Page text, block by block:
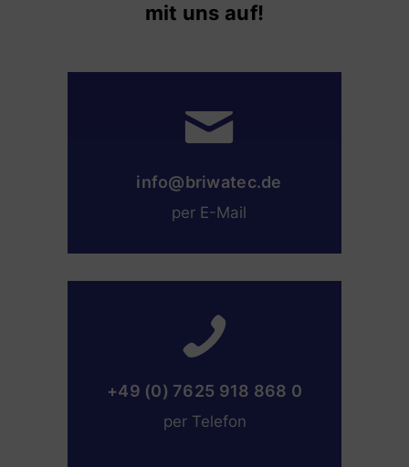
mit uns auf!
info@briwatec.de
per E-Mail
+49 (0) 7625 918 868 0
per Telefon